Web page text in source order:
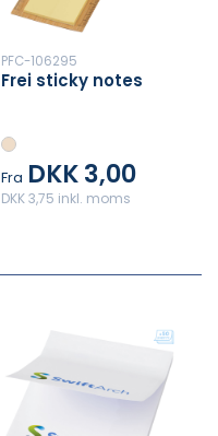
PFC-106295
Frei sticky notes
Fra DKK 3,00
DKK 3,75 inkl. moms